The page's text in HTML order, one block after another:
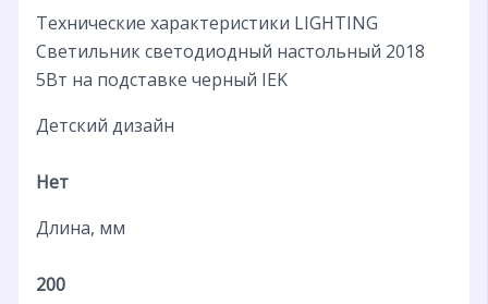
Технические характеристики LIGHTING
Светильник светодиодный настольный 2018
5Вт на подставке черный IEK
Детский дизайн
Нет
Длина, мм
200